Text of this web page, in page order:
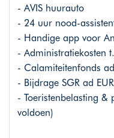
- AVIS huurauto
- 24 uur nood-
- Handige app voor
- Administratiekosten
- Calamiteitenfonds
- Bijdrage SGR ad
- Toeristenbelasting &
voldoen)